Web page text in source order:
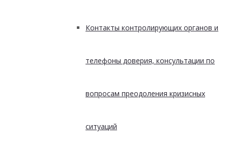
Контакты контролирующих органов и
телефоны доверия, консультации по
вопросам преодоления кризисных
ситуаций